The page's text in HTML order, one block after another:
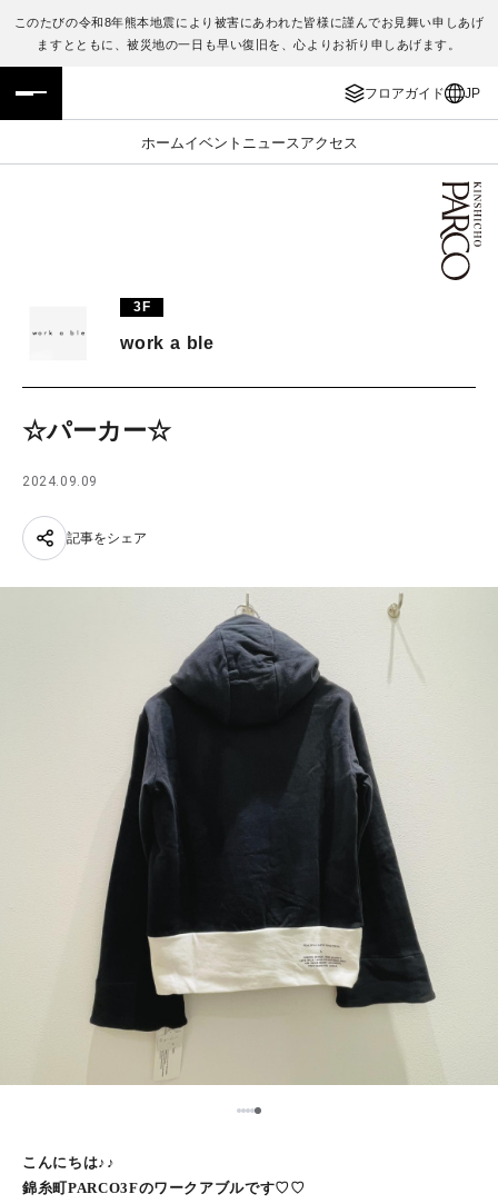
このたびの令和8年熊本地震により被害にあわれた皆様に謹んでお見舞い申しあげ
ますとともに、被災地の一日も早い復旧を、心よりお祈り申しあげます。
フロアガイド JP
ホームイベント ニュース アクセス
フロアガイド
施設案内・アクセス
TAX FREE
ENGLISH
繁体字
日本語
3F
work a ble
☆パーカー☆
2024.09.09
記事をシェア
1234
こんにちは♪♪
錦糸町PARCO3Fのワークアブルです♡♡